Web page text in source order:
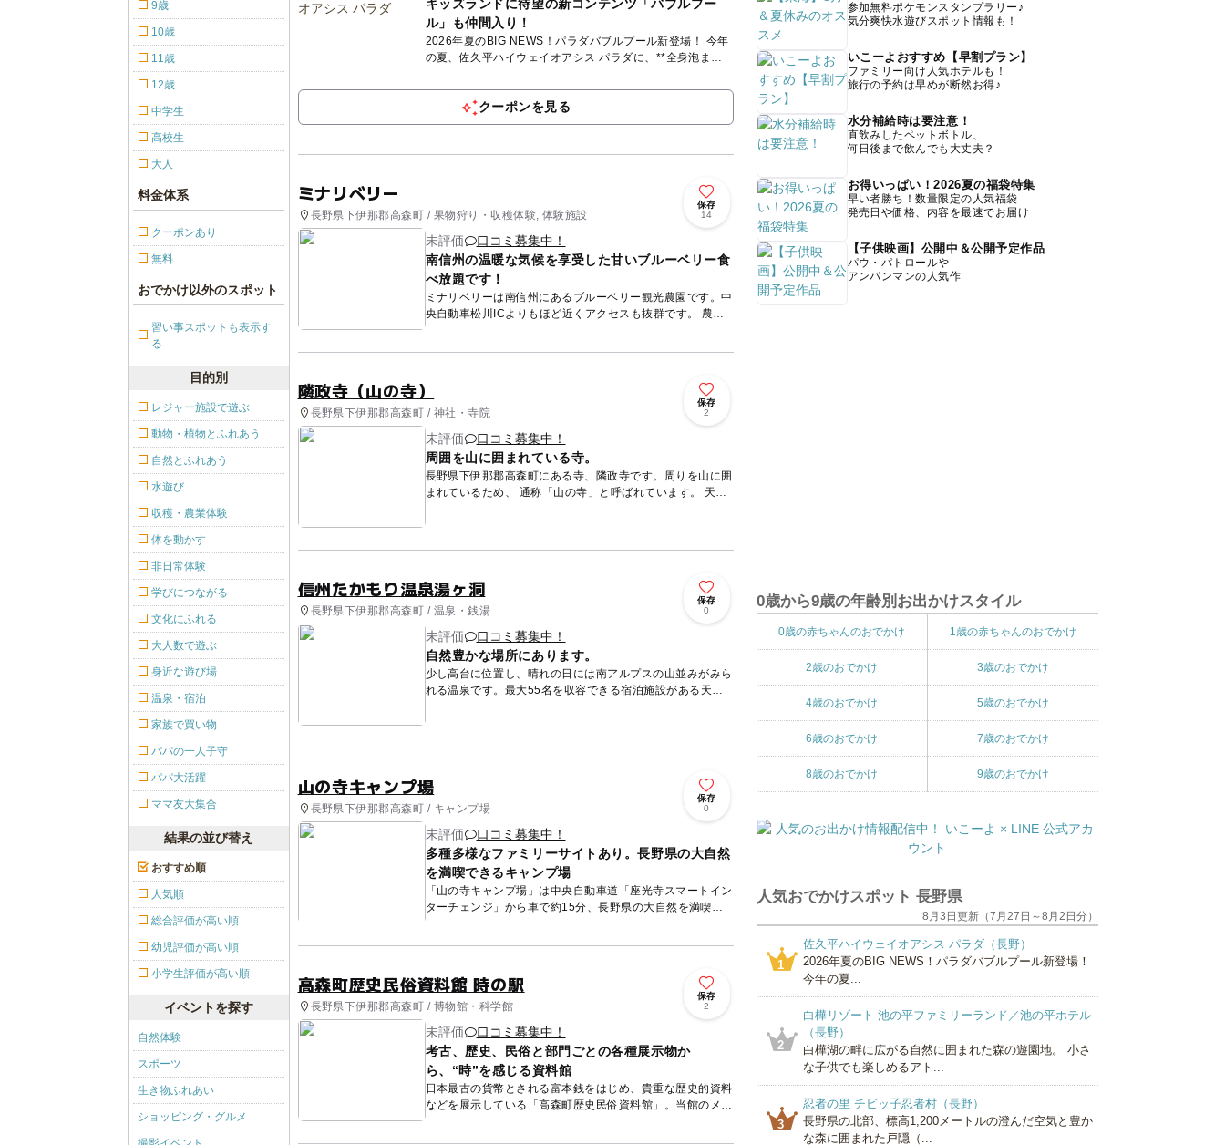
キッズランドに待望の新コンテンツ「バブルプー
ル」も仲間入り！
2026年夏のBIG NEWS！パラダバブルプール新登場！ 今年
の夏、佐久平ハイウェイオアシス パラダに、**全身泡まみ
クーポンを見る
ミナリベリー
長野県下伊那郡高森町 / 果物狩り・収穫体験, 体験施設
保存
14
未評価
口コミ募集中！
南信州の温暖な気候を享受した甘いブルーベリー食
べ放題です！
ミナリベリーは南信州にあるブルーベリー観光農園です。中
央自動車松川ICよりもほど近くアクセスも抜群です。 農園
を家族経営する園主さんたちによるアットホームな雰囲気で
隣政寺（山の寺）
長野県下伊那郡高森町 / 神社・寺院
保存
2
未評価
口コミ募集中！
周囲を山に囲まれている寺。
長野県下伊那郡高森町にある寺、隣政寺です。周りを山に囲
まれているため、 通称「山の寺」と呼ばれています。 天正
います。 ...
信州たかもり温泉湯ヶ洞
長野県下伊那郡高森町 / 温泉・銭湯
保存
0
未評価
口コミ募集中！
自然豊かな場所にあります。
少し高台に位置し、晴れの日には南アルプスの山並みがみら
れる温泉です。最大55名を収容できる宿泊施設がある天然
設備が備わっ...
山の寺キャンプ場
長野県下伊那郡高森町 / キャンプ場
保存
0
未評価
口コミ募集中！
多種多様なファミリーサイトあり。長野県の大自然
を満喫できるキャンプ場
「山の寺キャンプ場」は中央自動車道「座光寺スマートイン
ターチェンジ」から車で約15分、長野県の大自然を満喫で
きるキャンプ場です。場内には自然散策を楽しんだり、野鳥
高森町歴史民俗資料館 時の駅
長野県下伊那郡高森町 / 博物館・科学館
保存
2
未評価
口コミ募集中！
考古、歴史、民俗と部門ごとの各種展示物か
ら、“時”を感じる資料館
日本最古の貨幣とされる富本銭をはじめ、貴重な歴史的資料
などを展示している「高森町歴史民俗資料館」。当館のメイ
ンである富本銭や国学について紹介している新館第1展示
9歳
10歳
11歳
12歳
中学生
高校生
大人
料金体系
クーポンあり
無料
おでかけ以外のスポット
習い事スポットも表示す
る
目的別
レジャー施設で遊ぶ
動物・植物とふれあう
自然とふれあう
水遊び
収穫・農業体験
体を動かす
非日常体験
学びにつながる
文化にふれる
大人数で遊ぶ
身近な遊び場
温泉・宿泊
家族で買い物
パパの一人子守
パパ大活躍
ママ友大集合
結果の並び替え
おすすめ順
人気順
総合評価が高い順
幼児評価が高い順
小学生評価が高い順
イベントを探す
自然体験
スポーツ
生き物ふれあい
ショッピング・グルメ
参加無料ポケモンスタンプラリー♪
気分爽快水遊びスポット情報も！
いこーよおすすめ【早割プラン】
ファミリー向け人気ホテルも！
旅行の予約は早めが断然お得♪
水分補給時は要注意！
直飲みしたペットボトル、
何日後まで飲んでも大丈夫？
お得いっぱい！2026夏の福袋特集
早い者勝ち！数量限定の人気福袋
発売日や価格、内容を最速でお届け
【子供映画】公開中＆公開予定作品
パウ・パトロールや
アンパンマンの人気作
0歳から9歳の年齢別お出かけスタイル
0歳の赤ちゃんのおでかけ 1歳の赤ちゃんのおでかけ
2歳のおでかけ 3歳のおでかけ
4歳のおでかけ 5歳のおでかけ
6歳のおでかけ 7歳のおでかけ
8歳のおでかけ 9歳のおでかけ
人気おでかけスポット 長野県
8月3日更新（7月27日～8月2日分）
1
佐久平ハイウェイオアシス パラダ（長野）
2026年夏のBIG NEWS！パラダバブルプール新登場！
今年の夏...
2
白樺リゾート 池の平ファミリーランド／池の平ホテル
（長野）
白樺湖の畔に広がる自然に囲まれた森の遊園地。 小さ
な子供でも楽しめるアト...
3
忍者の里 チビッ子忍者村（長野）
長野県の北部、標高1,200メートルの澄んだ空気と豊か
な森に囲まれた戸隠（...